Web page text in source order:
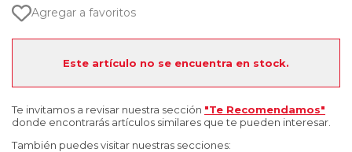
Agregar a favoritos
Este artículo no se encuentra en stock.
Te invitamos a revisar nuestra sección "Te Recomendamos"
donde encontrarás artículos similares que te pueden interesar.
También puedes visitar nuestras secciones: